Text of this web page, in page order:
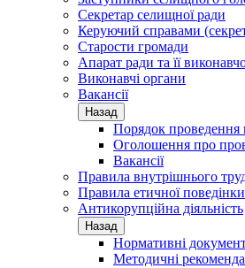
Секретар селищної ради
Керуючий справами
Старости громади
Апарат ради та її
Виконавчі органи
Вакансії
Назад
Порядок проведення
Оголошення про
Вакансії
Правила внутрішнього
Правила етичної поведінки
Антикорупційна діяльність
Назад
Нормативні
Методичні